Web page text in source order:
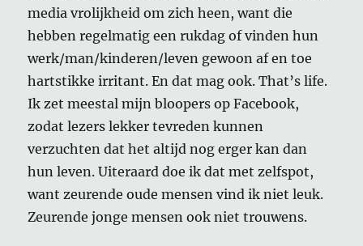
media vrolijkheid om zich heen, want die
hebben regelmatig een rukdag of vinden hun
werk/man/kinderen/leven gewoon af en toe
hartstikke irritant. En dat mag ook. That’s life.
Ik zet meestal mijn bloopers op Facebook,
zodat lezers lekker tevreden kunnen
verzuchten dat het altijd nog erger kan dan
hun leven. Uiteraard doe ik dat met zelfspot,
want zeurende oude mensen vind ik niet leuk.
Zeurende jonge mensen ook niet trouwens.